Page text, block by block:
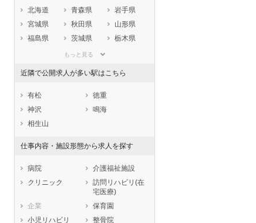
北海道 青森県
岩手県
宮城県
秋田県
山形県
福島県
茨城県
栃木県
埼玉県
石川県
福井県
静岡県
愛知県
滋賀県
鳥取県
島根県
岡山県
広島県
山口県
徳島県
香川県
愛媛県
高知県
長崎県
熊本県
大分県
もっと見る
近隣で公開求人が多い駅はこちら
有松
徳重
神沢
鳴海
相生山
仕事内容・施設形態から求人を探す
病院
介護福祉施設
クリニック
訪問リハビリ(在
宅医療)
企業
保育園
小児リハビリ
整骨院